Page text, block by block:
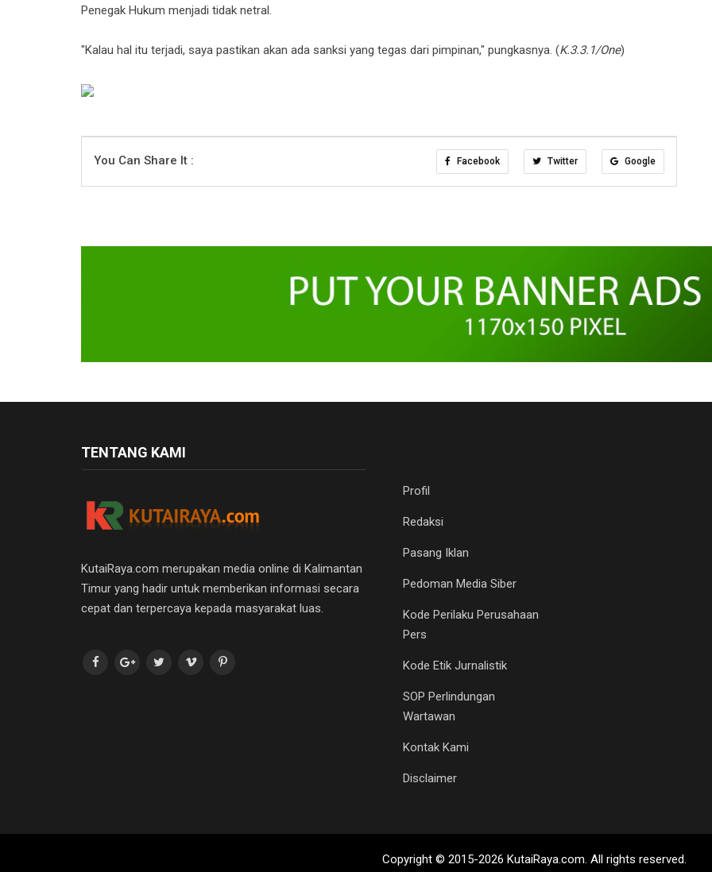
Penegak Hukum menjadi tidak netral.
"Kalau hal itu terjadi, saya pastikan akan ada sanksi yang tegas dari pimpinan," pungkasnya. (K.3.3.1/One)
You Can Share It : Facebook Twitter Google
TENTANG KAMI
KutaiRaya.com merupakan media online di Kalimantan
Timur yang hadir untuk memberikan informasi secara
cepat dan terpercaya kepada masyarakat luas.
Profil
Redaksi
Pasang Iklan
Pedoman Media Siber
Kode Perilaku Perusahaan
Pers
Kode Etik Jurnalistik
SOP Perlindungan
Wartawan
Kontak Kami
Disclaimer
Copyright © 2015-2026 KutaiRaya.com. All rights reserved.